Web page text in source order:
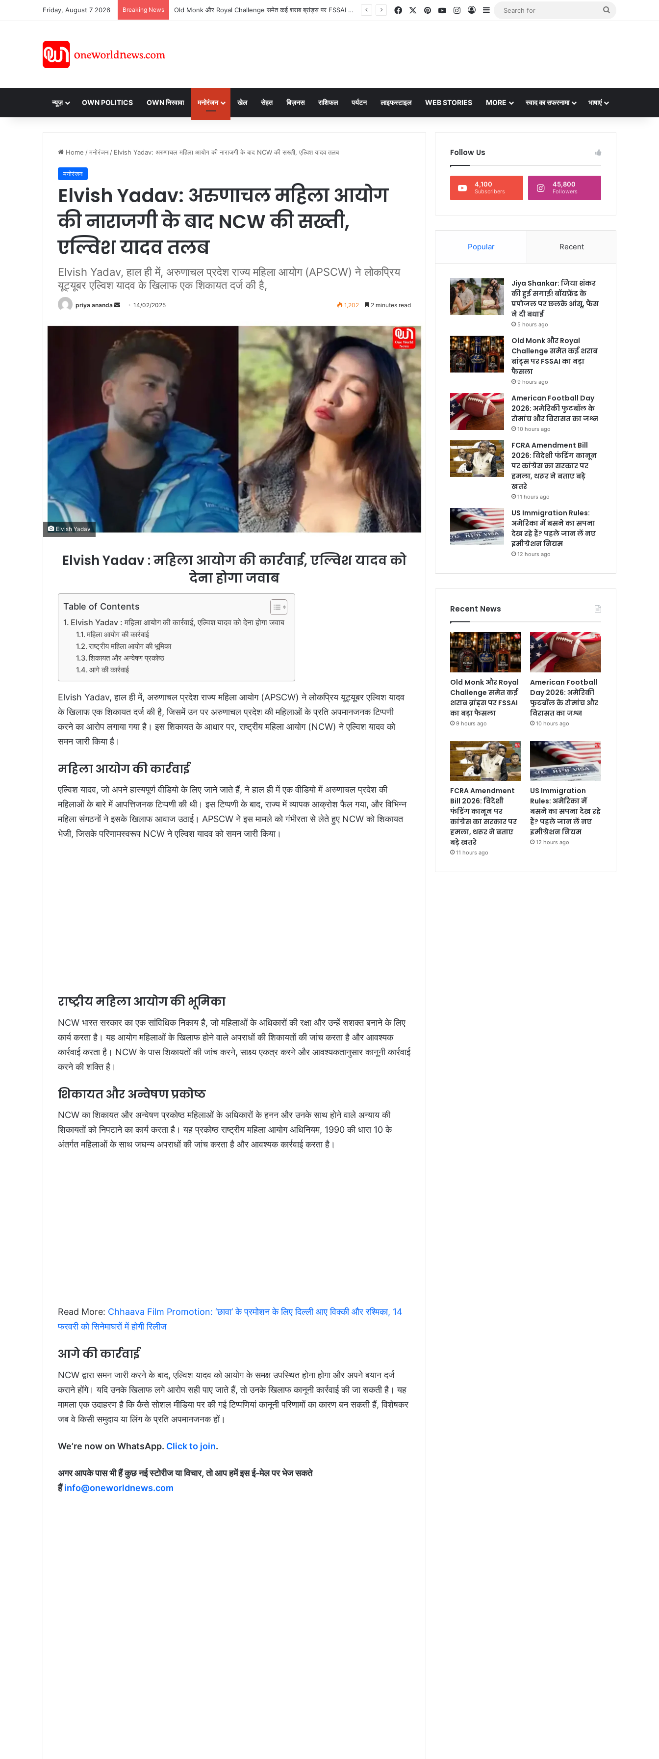
Friday, August 7 2026 Breaking News Old Monk और Royal Challenge समेत कई शराब ब्रांड्स पर FSSAI का बड़ा फैसला FacebookPinterestYouTubeInstagram
Log InSidebar
न्यूज़ OWN POLITICS OWN निरवावा मनोरंजन खेल सेहत बिज़नस राशिफल पर्यटन लाइफस्टाइल WEB STORIES MORE स्वाद का सफरनामा भाषाएं
Home /मनोरंजन / Elvish Yadav: अरुणाचल महिला आयोग की नाराजगी के बाद NCW की सख्ती, एल्विश यादव तलब
मनोरंजन
Elvish Yadav: अरुणाचल महिला आयोग
की नाराजगी के बाद NCW की सख्ती,
एल्विश यादव तलब
Elvish Yadav, हाल ही में, अरुणाचल प्रदेश राज्य महिला आयोग (APSCW) ने लोकप्रिय
यूट्यूबर एल्विश यादव के खिलाफ एक शिकायत दर्ज की है,
priya ananda
n
d
n
14/02/2025 1,202 2 minutes read
Elvish Yadav
Elvish Yadav : महिला आयोग की कार्रवाई, एल्विश यादव को
देना होगा जवाब
Table of Contents
Elvish Yadav : महिला आयोग की कार्रवाई, एल्विश यादव को देना होगा जवाब
महिला आयोग की कार्रवाई
राष्ट्रीय महिला आयोग की भूमिका
शिकायत और अन्वेषण प्रकोष्ठ
आगे की कार्रवाई
Elvish Yadav, हाल ही में, अरुणाचल प्रदेश राज्य महिला आयोग (APSCW) ने लोकप्रिय यूट्यूबर एल्विश यादव
के खिलाफ एक शिकायत दर्ज की है, जिसमें उन पर अरुणाचल प्रदेश की महिलाओं के प्रति अपमानजनक टिप्पणी
करने का आरोप लगाया गया है। इस शिकायत के आधार पर, राष्ट्रीय महिला आयोग (NCW) ने एल्विश यादव को
समन जारी किया है।
महिला आयोग की कार्रवाई
एल्विश यादव, जो अपने हास्यपूर्ण वीडियो के लिए जाने जाते हैं, ने हाल ही में एक वीडियो में अरुणाचल प्रदेश की
महिलाओं के बारे में आपत्तिजनक टिप्पणी की थी। इस टिप्पणी के बाद, राज्य में व्यापक आक्रोश फैल गया, और विभिन्न
महिला संगठनों ने इसके खिलाफ आवाज उठाई। APSCW ने इस मामले को गंभीरता से लेते हुए NCW को शिकायत
भेजी, जिसके परिणामस्वरूप NCW ने एल्विश यादव को समन जारी किया।
राष्ट्रीय महिला आयोग की भूमिका
NCW भारत सरकार का एक सांविधिक निकाय है, जो महिलाओं के अधिकारों की रक्षा और उन्हें सशक्त बनाने के लिए
कार्य करता है। यह आयोग महिलाओं के खिलाफ होने वाले अपराधों की शिकायतों की जांच करता है और आवश्यक
कार्रवाई करता है। NCW के पास शिकायतों की जांच करने, साक्ष्य एकत्र करने और आवश्यकतानुसार कानूनी कार्रवाई
करने की शक्ति है।
शिकायत और अन्वेषण प्रकोष्ठ
NCW का शिकायत और अन्वेषण प्रकोष्ठ महिलाओं के अधिकारों के हनन और उनके साथ होने वाले अन्याय की
शिकायतों को निपटाने का कार्य करता है। यह प्रकोष्ठ राष्ट्रीय महिला आयोग अधिनियम, 1990 की धारा 10 के
अंतर्गत महिलाओं के साथ जघन्य अपराधों की जांच करता है और आवश्यक कार्रवाई करता है।
Read More: Chhaava Film Promotion: ‘छावा’ के प्रमोशन के लिए दिल्ली आए विक्की और रश्मिका, 14
फरवरी को सिनेमाघरों में होगी रिलीज
आगे की कार्रवाई
NCW द्वारा समन जारी करने के बाद, एल्विश यादव को आयोग के समक्ष उपस्थित होना होगा और अपने बयान दर्ज
कराने होंगे। यदि उनके खिलाफ लगे आरोप सही पाए जाते हैं, तो उनके खिलाफ कानूनी कार्रवाई की जा सकती है। यह
मामला एक उदाहरण है कि कैसे सोशल मीडिया पर की गई टिप्पणियां कानूनी परिणामों का कारण बन सकती हैं, विशेषकर
जब वे किसी समुदाय या लिंग के प्रति अपमानजनक हों।
We’re now on WhatsApp. Click to join.
अगर आपके पास भी हैं कुछ नई स्टोरीज या विचार, तो आप हमें इस ई-मेल पर भेज सकते
हैंinfo@oneworldnews.com
Follow Us
4,100
Subscribers
45,800
Followers
Popular Recent
Jiya Shankar: जिया शंकर
की हुई सगाई! बॉयफ्रेंड के
प्रपोजल पर छलके आंसू, फैंस
ने दी बधाई
5 hours ago
Old Monk और Royal
Challenge समेत कई शराब
ब्रांड्स पर FSSAI का बड़ा
फैसला
9 hours ago
American Football Day
2026: अमेरिकी फुटबॉल के
रोमांच और विरासत का जश्न
10 hours ago
FCRA Amendment Bill
2026: विदेशी फंडिंग कानून
पर कांग्रेस का सरकार पर
हमला, थरूर ने बताए बड़े
खतरे
11 hours ago
US Immigration Rules:
अमेरिका में बसने का सपना
देख रहे हैं? पहले जान लें नए
इमीग्रेशन नियम
12 hours ago
Recent News
Old Monk और Royal
Challenge समेत कई
शराब ब्रांड्स पर FSSAI
का बड़ा फैसला
9 hours ago
American Football
Day 2026: अमेरिकी
फुटबॉल के रोमांच और
विरासत का जश्न
10 hours ago
FCRA Amendment
Bill 2026: विदेशी
फंडिंग कानून पर
कांग्रेस का सरकार पर
हमला, थरूर ने बताए
बड़े खतरे
11 hours ago
US Immigration
Rules: अमेरिका में
बसने का सपना देख रहे
हैं? पहले जान लें नए
इमीग्रेशन नियम
12 hours ago